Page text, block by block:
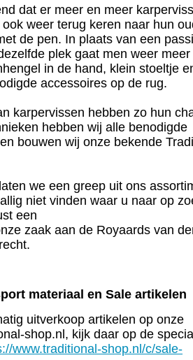
dat er meer en meer
weer terug keren naar hun
de pen. In plaats van een
plek gaat men weer meer
in de hand, klein stoeltje
accessoires op de rug.
karpervissen hebben zo hun
hebben wij alle benodigde
bouwen wij onze bekende
we een greep uit ons
niet vinden waar u naar op
een
zaak aan de Royaards van
materiaal en Sale artikelen
uitverkoop artikelen op onze
shop.nl, kijk daar op de
www.traditional-shop.nl/c/sale-